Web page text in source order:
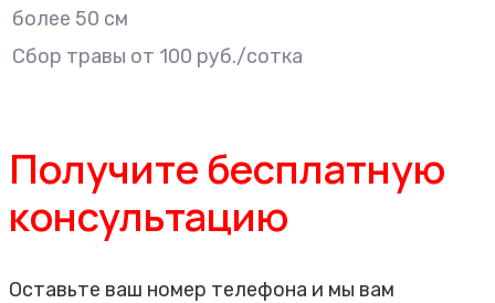
более 50 см
Сбор травы от 100 руб./сотка
Получите бесплатную
консультацию
Оставьте ваш номер телефона и мы вам